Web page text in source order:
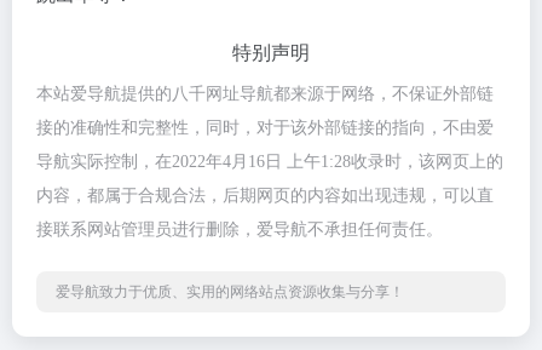
特别声明
本站爱导航提供的八千网址导航都来源于网络，不保证外部链
接的准确性和完整性，同时，对于该外部链接的指向，不由爱
导航实际控制，在2022年4月16日 上午1:28收录时，该网页上的
内容，都属于合规合法，后期网页的内容如出现违规，可以直
接联系网站管理员进行删除，爱导航不承担任何责任。
爱导航致力于优质、实用的网络站点资源收集与分享！